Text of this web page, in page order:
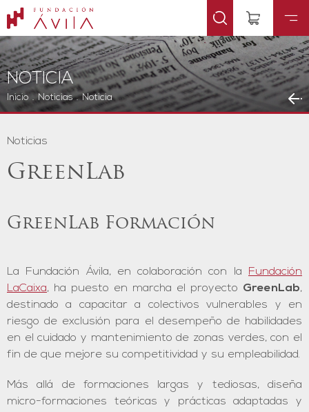
NOTICIA
Inicio . Noticias . Noticia
Noticias
GreenLab
GreenLab Formación
La Fundación Ávila, en colaboración con la
Fundación
LaCaixa, ha puesto en marcha el proyecto GreenLab,
destinado a capacitar a colectivos vulnerables y en
riesgo de exclusión para el desempeño de habilidades
en el cuidado y mantenimiento de zonas verdes, con el
fin de que mejore su competitividad y su empleabilidad.
Más allá de formaciones largas y tediosas, diseña
micro-formaciones teóricas y prácticas adaptadas y